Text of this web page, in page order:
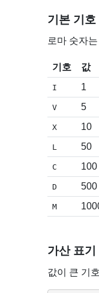
기본 기호
로마 숫자
기호 값
I 1
V 5
X 10
L 50
C 100
D 500
M
가산 표기
값이 큰 기